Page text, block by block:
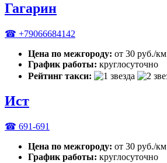
Гагарин
☎ +79066684142
Цена по межгороду: от 30 руб./км
График работы: круглосуточно
Рейтинг такси:
Ист
☎ 691-691
Цена по межгороду: от 30 руб./км
График работы: круглосуточно